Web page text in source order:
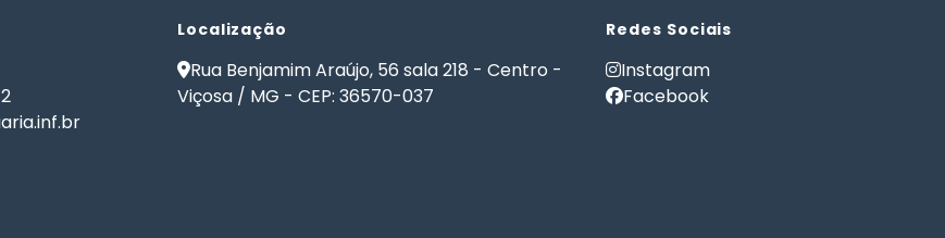
Ração para Gado Leiteiro Formulação de Ração para Peixes
Formulação de Ração para Suínos
Rural Nutrição de Bovinos Nutrição de Cães e Gatos
Nutrição PET
Formulação de Ração para Bovinos
Software Administração Rural
Localização
Rua Benjamim Araújo, 56 sala 218 - Centro -
Viçosa / MG - CEP: 36570-037
Redes Sociais
Instagram
Facebook